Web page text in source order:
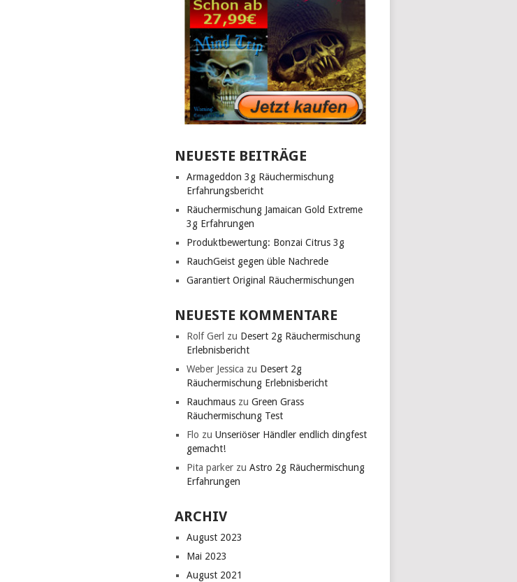
NEUESTE BEITRÄGE
Armageddon 3g Räuchermischung
Erfahrungsbericht
Räuchermischung Jamaican Gold Extreme
3g Erfahrungen
Produktbewertung: Bonzai Citrus 3g
RauchGeist gegen üble Nachrede
Garantiert Original Räuchermischungen
NEUESTE KOMMENTARE
Rolf Gerl zu Desert 2g Räuchermischung
Erlebnisbericht
Weber Jessica zu Desert 2g
Räuchermischung Erlebnisbericht
Rauchmaus zuGreen Grass
Räuchermischung Test
Flo zuUnseriöser Händler endlich dingfest
gemacht!
Pita parker zuAstro 2g Räuchermischung
Erfahrungen
ARCHIV
August 2023
Mai 2023
August 2021